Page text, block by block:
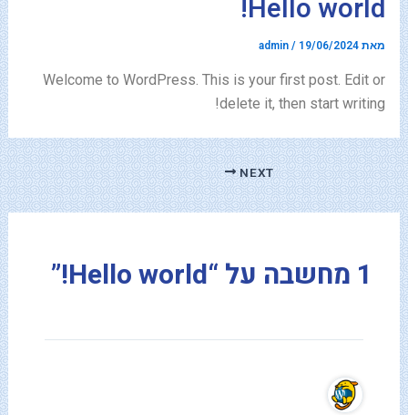
-Hello world!
מאת admin/ 19/06/2024
Welcome to WordPress. This is your first post. Edit or
delete it, then start writing!
NEXT
1 מחשבה על “Hello world!”